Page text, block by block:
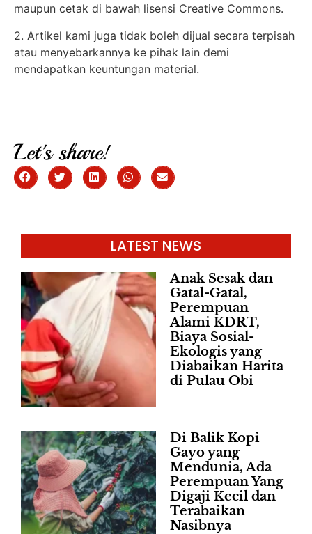
maupun cetak di bawah lisensi Creative Commons.
2. Artikel kami juga tidak boleh dijual secara terpisah
atau menyebarkannya ke pihak lain demi
mendapatkan keuntungan material.
Let's share!
LATEST NEWS
Anak Sesak dan
Gatal-Gatal,
Perempuan
Alami KDRT,
Biaya Sosial-
Ekologis yang
Diabaikan Harita
di Pulau Obi
Di Balik Kopi
Gayo yang
Mendunia, Ada
Perempuan Yang
Digaji Kecil dan
Terabaikan
Nasibnya